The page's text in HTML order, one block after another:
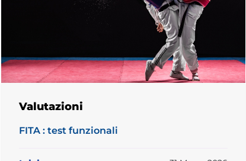
Valutazioni
FITA : test funzionali